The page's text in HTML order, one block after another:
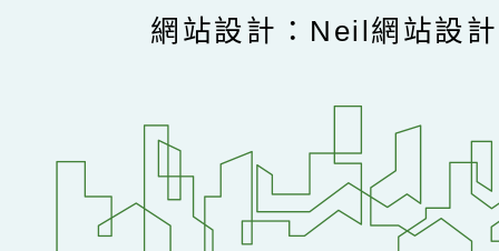
網站設計：Neil網站設